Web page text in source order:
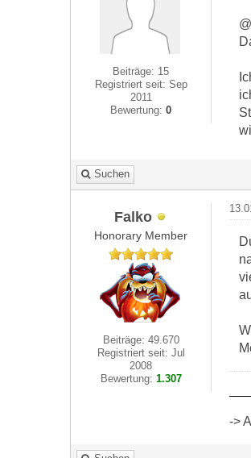
Beiträge: 15
Registriert seit: Sep
2011
Bewertung:0
Suchen
Falko
Honorary Member
Beiträge: 49.670
Registriert seit: Jul
2008
Bewertung: 1.307
->